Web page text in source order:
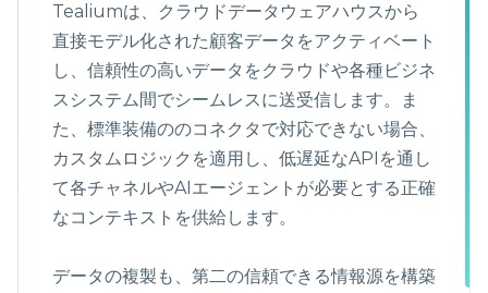
Tealiumは、クラウドデータウェアハウスから
直接モデル化された顧客データをアクティベート
し、信頼性の高いデータをクラウドや各種ビジネ
スシステム間でシームレスに送受信します。ま
た、標準装備ののコネクタで対応できない場合、
カスタムロジックを適用し、低遅延なAPIを通し
て各チャネルやAIエージェントが必要とする正確
なコンテキストを供給します。
データの複製も、第二の信頼できる情報源を構築